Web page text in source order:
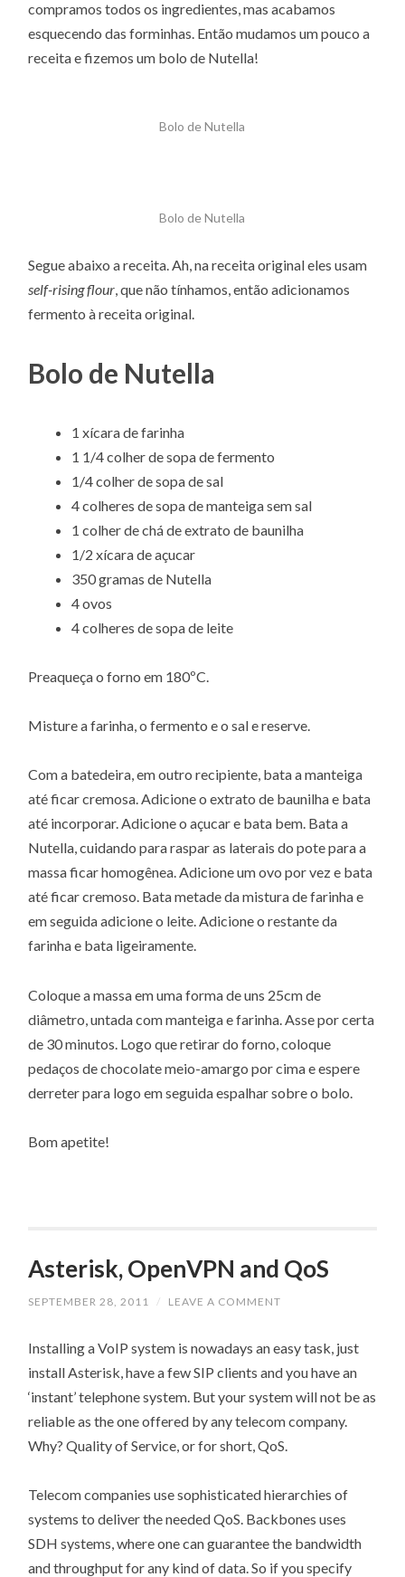
compramos todos os ingredientes, mas acabamos
esquecendo das forminhas. Então mudamos um pouco a
receita e fizemos um bolo de Nutella!
Bolo de Nutella
Bolo de Nutella
Segue abaixo a receita. Ah, na receita original eles usam
self-rising flour, que não tínhamos, então adicionamos
fermento à receita original.
Bolo de Nutella
1 xícara de farinha
1 1/4 colher de sopa de fermento
1/4 colher de sopa de sal
4 colheres de sopa de manteiga sem sal
1 colher de chá de extrato de baunilha
1/2 xícara de açucar
350 gramas de Nutella
4 ovos
4 colheres de sopa de leite
Preaqueça o forno em 180ºC.
Misture a farinha, o fermento e o sal e reserve.
Com a batedeira, em outro recipiente, bata a manteiga
até ficar cremosa. Adicione o extrato de baunilha e bata
até incorporar. Adicione o açucar e bata bem. Bata a
Nutella, cuidando para raspar as laterais do pote para a
massa ficar homogênea. Adicione um ovo por vez e bata
até ficar cremoso. Bata metade da mistura de farinha e
em seguida adicione o leite. Adicione o restante da
farinha e bata ligeiramente.
Coloque a massa em uma forma de uns 25cm de
diâmetro, untada com manteiga e farinha. Asse por certa
de 30 minutos. Logo que retirar do forno, coloque
pedaços de chocolate meio-amargo por cima e espere
derreter para logo em seguida espalhar sobre o bolo.
Bom apetite!
Asterisk, OpenVPN and QoS
SEPTEMBER 28, 2011 / LEAVE A COMMENT
Installing a VoIP system is nowadays an easy task, just
install Asterisk, have a few SIP clients and you have an
‘instant’ telephone system. But your system will not be as
reliable as the one offered by any telecom company.
Why? Quality of Service, or for short, QoS.
Telecom companies use sophisticated hierarchies of
systems to deliver the needed QoS. Backbones uses
SDH systems, where one can guarantee the bandwidth
and throughput for any kind of data. So if you specify